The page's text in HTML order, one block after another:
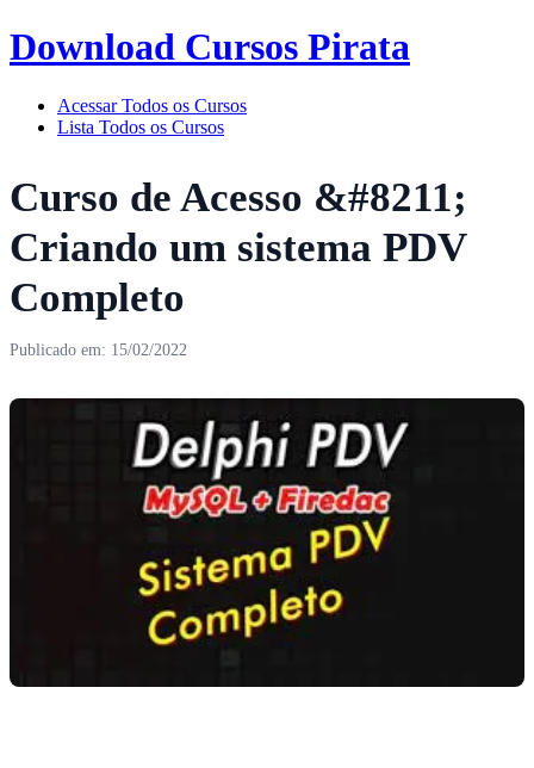
Download Cursos Pirata
Acessar Todos os Cursos
Lista Todos os Cursos
Curso de Acesso &#8211;
Criando um sistema PDV
Completo
Publicado em: 15/02/2022